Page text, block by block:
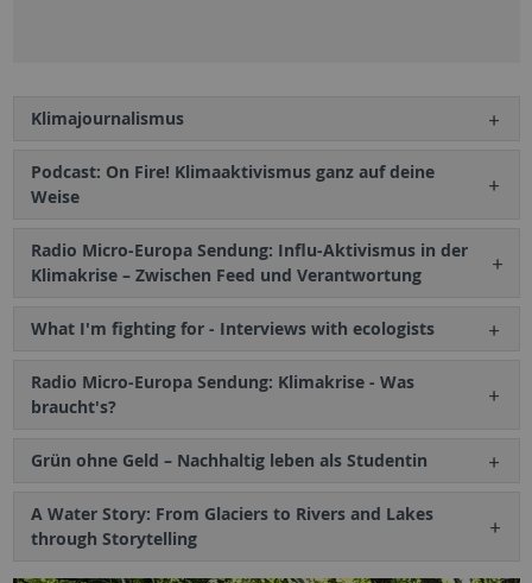
Klimajournalismus
Podcast: On Fire! Klimaaktivismus ganz auf deine
Weise
Radio Micro-Europa Sendung: Influ-Aktivismus in der
Klimakrise – Zwischen Feed und Verantwortung
What I'm fighting for - Interviews with ecologists
Radio Micro-Europa Sendung: Klimakrise - Was
braucht's?
Grün ohne Geld – Nachhaltig leben als Studentin
A Water Story: From Glaciers to Rivers and Lakes
through Storytelling